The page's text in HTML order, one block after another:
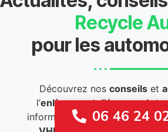
Recycle
pour les
Découvrez nosconseils et
l’enlèvement d’épaves.
informations légales et
06 46 24